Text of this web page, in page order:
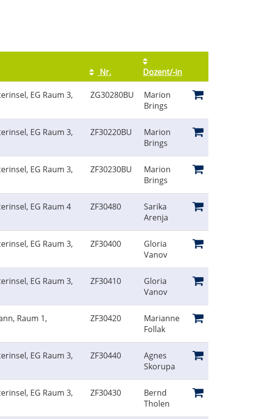
Nr.
Dozent/-in
Kursstatus
EG Raum 3,
ZG30280BU
Marion
Brings
EG Raum 3,
ZF30220BU
Marion
Brings
EG Raum 3,
ZF30230BU
Marion
Brings
EG Raum 4 ZF30480
Sarika
Arenja
EG Raum 3,
ZF30400
Gloria
Vanov
EG Raum 3,
ZF30410
Gloria
Vanov
Raum 1,
ZF30420
Marianne
Follak
EG Raum 3,
ZF30440
Agnes
Skorupa
EG Raum 3,
ZF30430
Bernd
Tholen